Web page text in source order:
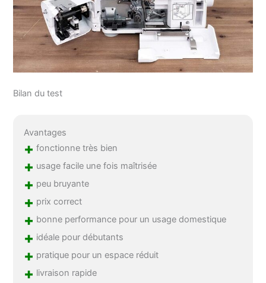
Bilan du test
Avantages
+ fonctionne très bien
+ usage facile une fois maîtrisée
+ peu bruyante
+ prix correct
+ bonne performance pour un usage domestique
+ idéale pour débutants
+ pratique pour un espace réduit
+ livraison rapide